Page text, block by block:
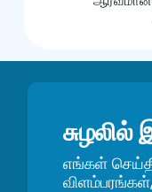
எங்கள்
விளம்பரங்கள்,